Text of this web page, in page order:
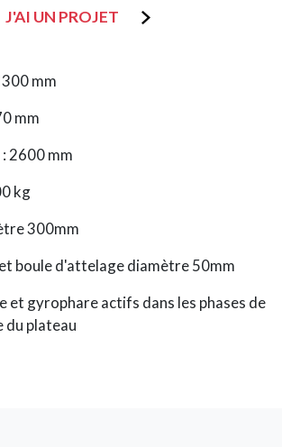
J'AI UN PROJET
mm
mm
2600 mm
kg
300mm
boule d'attelage diamètre 50mm
et gyrophare actifs dans les phases de
du plateau